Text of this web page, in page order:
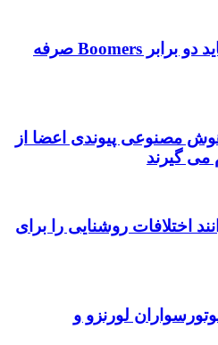
چرا Millennials ها باید دو برابر Boomers صرفه
مصنوعی پیوندی اعضا از
می گیرند
اختلافات روشنایی را برای
لورنزو و